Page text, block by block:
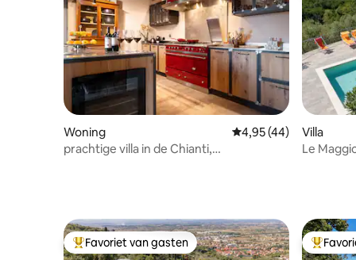
Woning Gemiddelde
4,95 (44)
prachtige villa in de Chianti,
Villa
Le
Topfavoriet van gasten
Favoriet van gasten